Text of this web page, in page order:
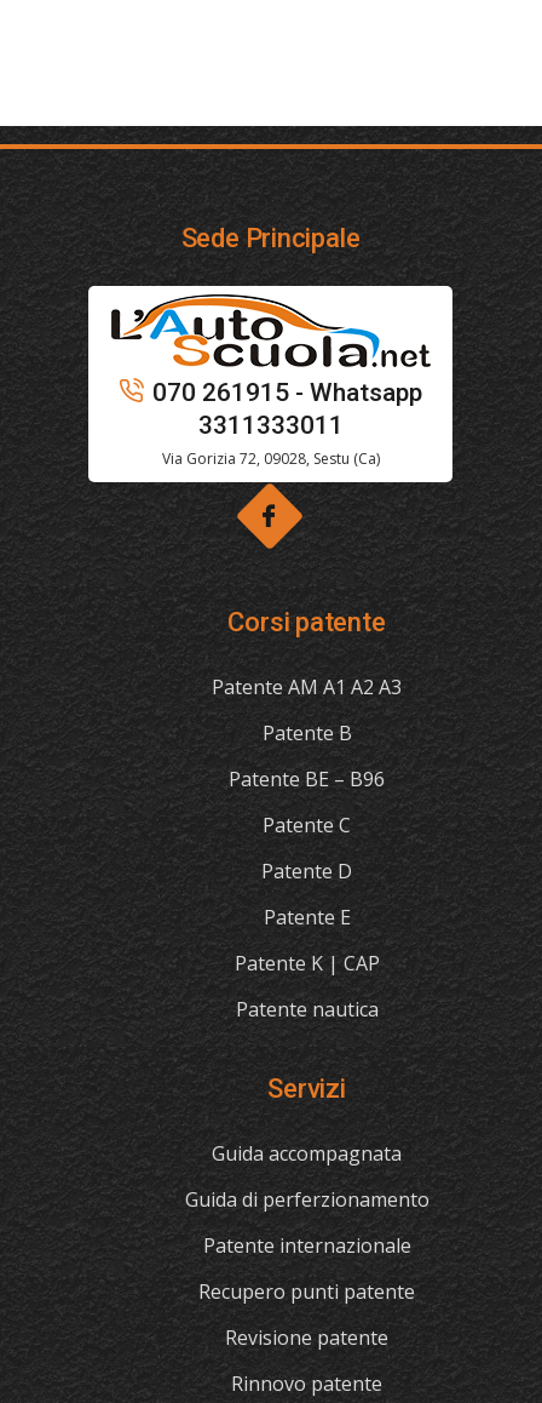
Sede Principale
070 261915 - Whatsapp
3311333011
Via Gorizia 72, 09028, Sestu (Ca)
Corsi patente
Patente AM A1 A2 A3
Patente B
Patente BE – B96
Patente C
Patente D
Patente E
Patente K | CAP
Patente nautica
Servizi
Guida accompagnata
Guida di perferzionamento
Patente internazionale
Recupero punti patente
Revisione patente
Rinnovo patente